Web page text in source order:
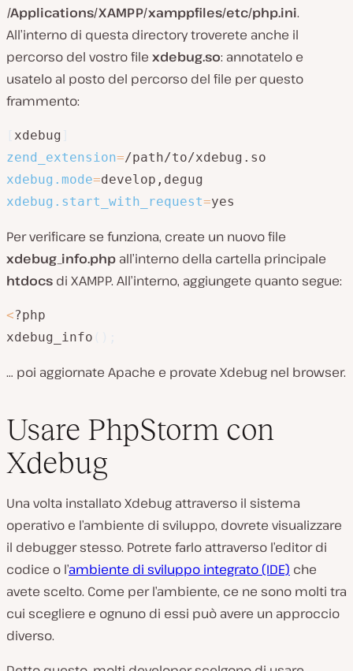
/Applications/XAMPP/xamppfiles/etc/php.ini.
All’interno di questa directory troverete anche il
percorso del vostro file xdebug.so: annotatelo e
usatelo al posto del percorso del file per questo
frammento:
xdebug
zend_extension=
xdebug.mode=
xdebug.start_with_request=yes
Per verificare se funziona, create un nuovo file
xdebug_info.php all’interno della cartella principale
htdocs di XAMPP. All’interno, aggiungete quanto segue:
<?php
xdebug_info
… poi aggiornate Apache e provate Xdebug nel browser.
Usare PhpStorm con
Xdebug
Una volta installato Xdebug attraverso il sistema
operativo e l’ambiente di sviluppo, dovrete visualizzare
il debugger stesso. Potrete farlo attraverso l’editor di
codice o l’ambiente di sviluppo integrato (IDE) che
avete scelto. Come per l’ambiente, ce ne sono molti tra
cui scegliere e ognuno di essi può avere un approccio
diverso.